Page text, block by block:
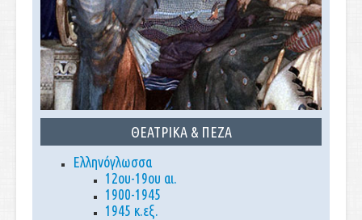
ΘΕΑΤΡΙΚΑ & ΠΕΖΑ
Ελληνόγλωσσα
12ου-19ου αι.
1900-1945
1945 κ.εξ.